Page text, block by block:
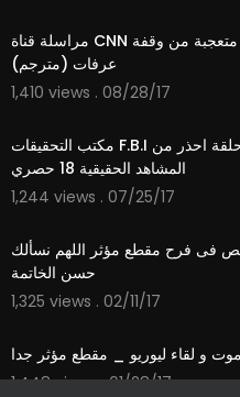
مراسلة قناة CNN الأمريكية تصف الحج بشكل مؤثر وهي متعجبة من وقفة
عرفات (مترجم)
1,410 views . 08/28/17
مكتب التحقيقات F.B.I رسالة السفاح الحلقة 10_2 اخطر حلقة احذر من
المشاهد الحقيقية 18 حصري
1,244 views . 07/25/17
فى فرح مقطع مؤثر اللهم نسألك
حسن الخاتمة
1,325 views . 02/11/17
1,448 views . 01/28/17